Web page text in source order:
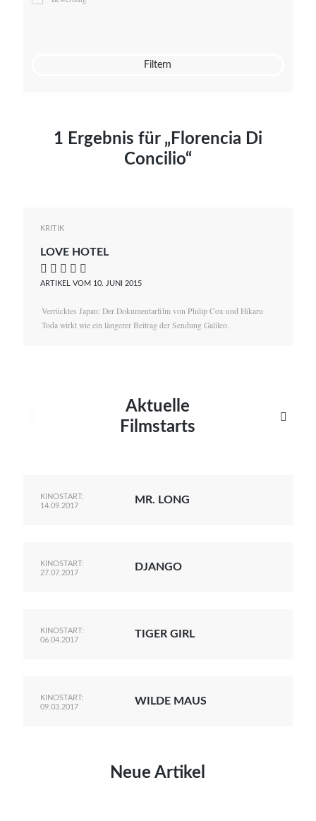
Mato von Vogelstein
Filtern
1 Ergebnis für „Florencia Di
Concilio“
KRITIK
LOVE HOTEL
    
ARTIKEL VOM 10. JUNI 2015
Verrücktes Japan: Der Dokumentarfilm von Philip Cox und Hikaru
Toda wirkt wie ein längerer Beitrag der Sendung Galileo.
Aktuelle
Filmstarts

KINOSTART:
14.09.2017
MR. LONG
KINOSTART:
27.07.2017
DJANGO
KINOSTART:
06.04.2017
TIGER GIRL
KINOSTART:
09.03.2017
WILDE MAUS
Neue Artikel